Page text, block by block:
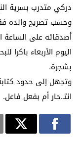
دركي متدرب بسرية
وحسب تصريح والده
أصدقائه على الساعة
اليوم الأربعاء
بشجرة.
وتجهل إلى حدود
انتـ.حار أم بفعل فاعل.